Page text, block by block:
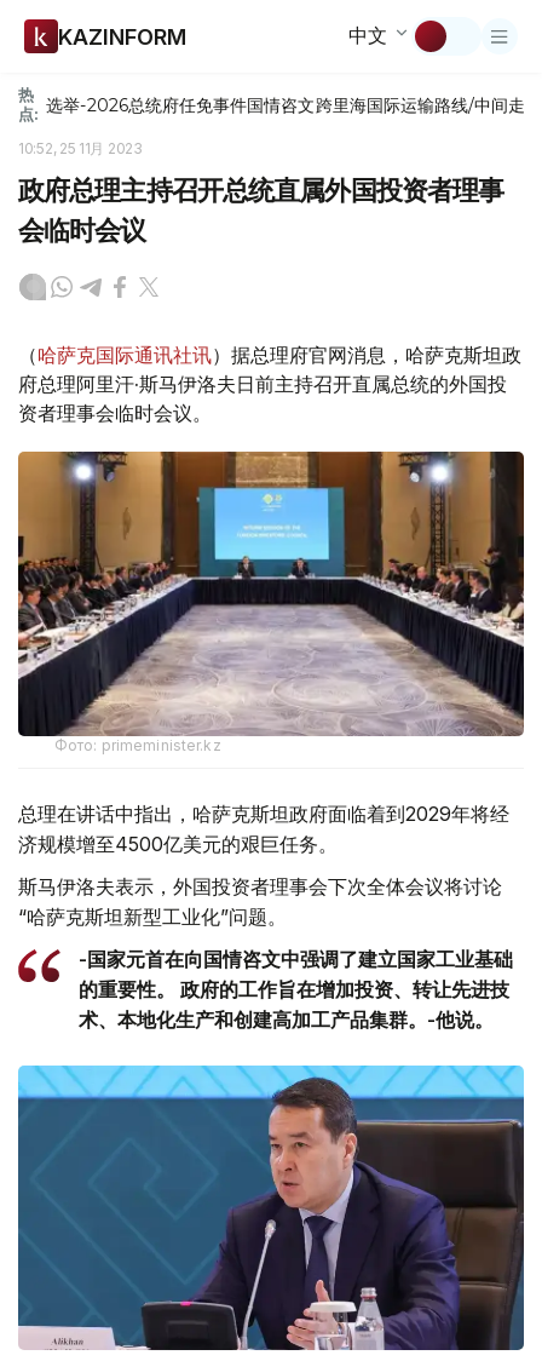
KAZINFORM 中文
热
点: 选举-2026总统府任免事件国情咨文跨里海国际运输路线/中间走廊
10:52, 25 11月 2023
政府总理主持召开总统直属外国投资者理事
会临时会议
（哈萨克国际通讯社讯）据总理府官网消息，哈萨克斯坦政
府总理阿里汗·斯马伊洛夫日前主持召开直属总统的外国投
资者理事会临时会议。
Фото: primeminister.kz
总理在讲话中指出，哈萨克斯坦政府面临着到2029年将经
济规模增至4500亿美元的艰巨任务。
斯马伊洛夫表示，外国投资者理事会下次全体会议将讨论
“哈萨克斯坦新型工业化”问题。
-国家元首在向国情咨文中强调了建立国家工业基础
的重要性。 政府的工作旨在增加投资、转让先进技
术、本地化生产和创建高加工产品集群。-他说。